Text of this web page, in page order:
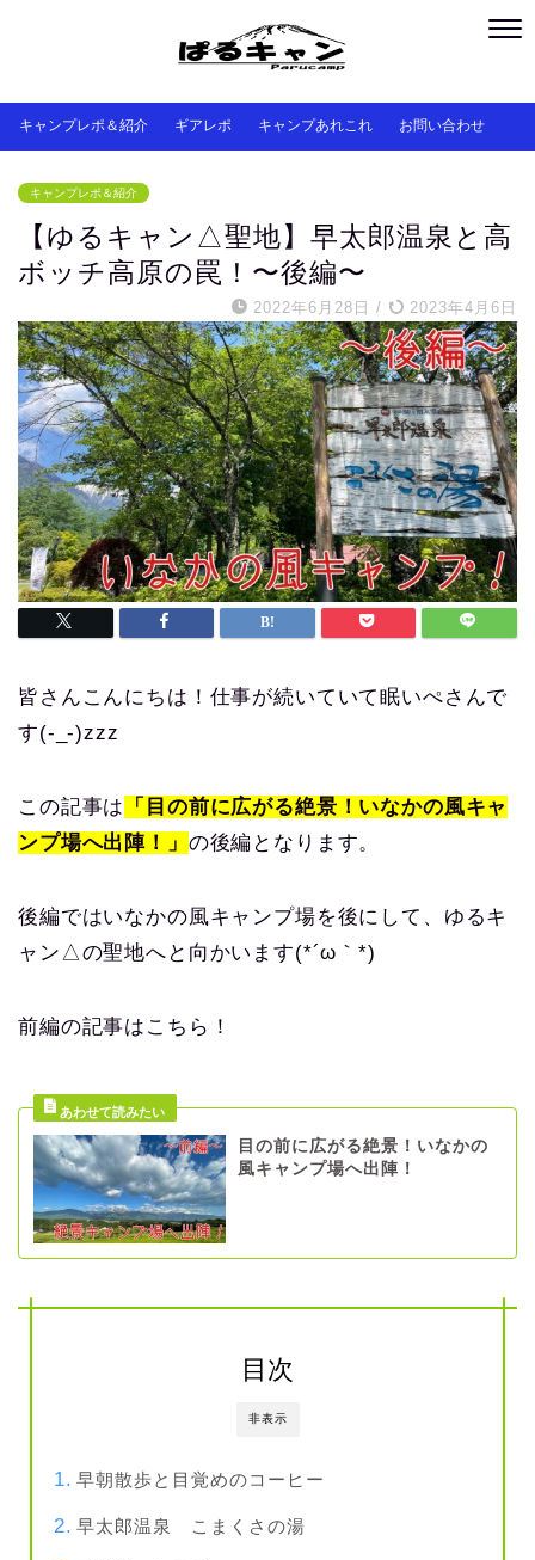
キャンプレポ＆紹介 ギアレポ キャンプあれこれ お問い合わせ
キャンプレポ＆紹介
【ゆるキャン△聖地】早太郎温泉と高
ボッチ高原の罠！〜後編〜
2022年6月28日 / 2023年4月6日
皆さんこんにちは！仕事が続いていて眠いぺさんで
す(-_-)zzz
この記事は
「目の前に広がる絶景！いなかの風キャ
ンプ場へ出陣！」 の後編となります。
後編ではいなかの風キャンプ場を後にして、ゆるキ
ャン△の聖地へと向かいます(*´ω｀*)
前編の記事はこちら！
目の前に広がる絶景！いなかの
風キャンプ場へ出陣！
非表示
目次
早朝散歩と目覚めのコーヒー
早太郎温泉 こまくさの湯